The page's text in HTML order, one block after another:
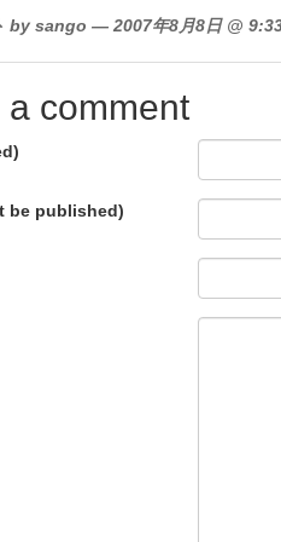
by sango — 2007年8月8日 @
a comment
be published)